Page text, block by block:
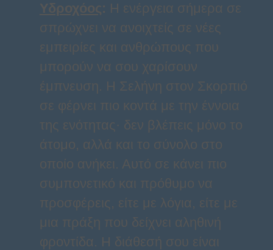
Υδροχόος: Η ενέργεια σήμερα σε
σπρώχνει να ανοιχτείς σε νέες
εμπειρίες και ανθρώπους που
μπορούν να σου χαρίσουν
έμπνευση. Η Σελήνη στον Σκορπιό
σε φέρνει πιο κοντά με την έννοια
της ενότητας· δεν βλέπεις μόνο το
άτομο, αλλά και το σύνολο στο
οποίο ανήκει. Αυτό σε κάνει πιο
συμπονετικό και πρόθυμο να
προσφέρεις, είτε με λόγια, είτε με
μια πράξη που δείχνει αληθινή
φροντίδα. Η διάθεσή σου είναι